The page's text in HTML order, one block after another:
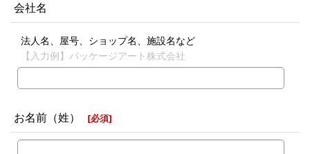
会社名
法人名、屋号、ショップ名、施設名など
【入力例】パッケージアート株式会社
お名前（姓） [必須]